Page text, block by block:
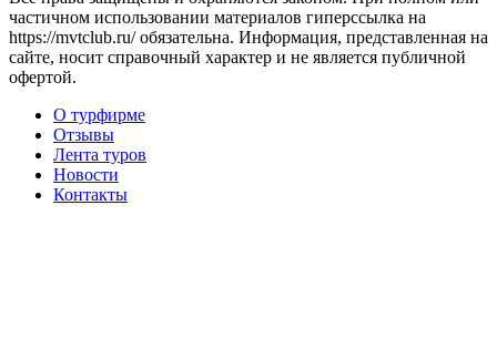
частичном использовании материалов гиперссылка на
https://mvtclub.ru/ обязательна. Информация, представленная на
сайте, носит справочный характер и не является публичной
офертой.
О турфирме
Отзывы
Лента туров
Новости
Контакты